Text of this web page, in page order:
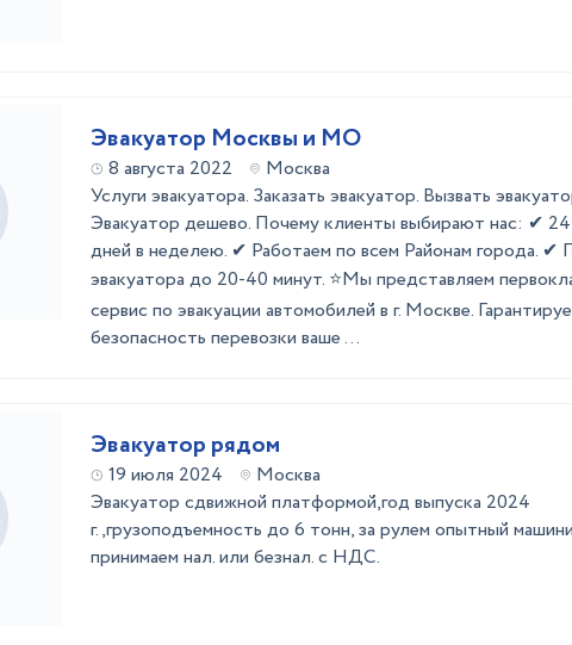
Эвакуатор Москвы и МО
8 августа 2022
Москва
Услуги эвакуатора. Заказать эвакуатор. Вызвать
Эвакуатор дешево. Почему клиенты выбирают нас: ✔
дней в неделею. ✔ Работаем по всем Районам города. ✔
эвакуатора до 20-40 минут. ⭐Мы представляем
сервис по эвакуации автомобилей в г. Москве.
безопасность перевозки ваше ...
Эвакуатор рядом
19 июля 2024
Москва
Эвакуатор сдвижной платформой,год выпуска 2024
г.,грузоподъемность до 6 тонн, за рулем опытный
принимаем нал. или безнал. с НДС.